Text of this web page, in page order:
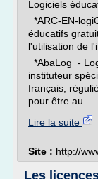
Logiciels
*ARC-EN-
éducatifs
l'utilisation de
*AbaLog -
instituteur
français,
pour être au...
Lire la suite
Site : http://
Les